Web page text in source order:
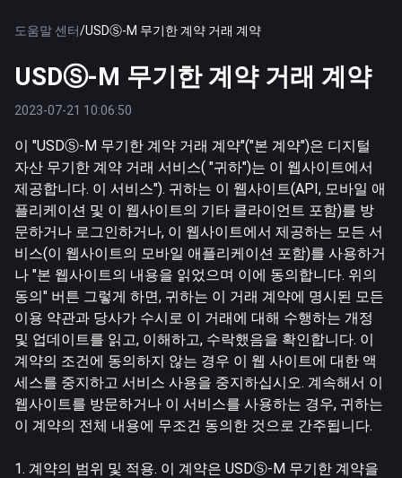
도움말 센터/USDⓈ-M 무기한 계약 거래 계약
USDⓈ-M 무기한 계약 거래 계약
2023-07-21 10:06:50
이 "USDⓈ-M 무기한 계약 거래 계약"("본 계약")은 디지털
자산 무기한 계약 거래 서비스( "귀하")는 이 웹사이트에서
제공합니다. 이 서비스"). 귀하는 이 웹사이트(API, 모바일 애
플리케이션 및 이 웹사이트의 기타 클라이언트 포함)를 방
문하거나 로그인하거나, 이 웹사이트에서 제공하는 모든 서
비스(이 웹사이트의 모바일 애플리케이션 포함)를 사용하거
나 "본 웹사이트의 내용을 읽었으며 이에 동의합니다. 위의
동의" 버튼 그렇게 하면, 귀하는 이 거래 계약에 명시된 모든
이용 약관과 당사가 수시로 이 거래에 대해 수행하는 개정
및 업데이트를 읽고, 이해하고, 수락했음을 확인합니다. 이
계약의 조건에 동의하지 않는 경우 이 웹 사이트에 대한 액
세스를 중지하고 서비스 사용을 중지하십시오. 계속해서 이
웹사이트를 방문하거나 이 서비스를 사용하는 경우, 귀하는
이 계약의 전체 내용에 무조건 동의한 것으로 간주됩니다.
1. 계약의 범위 및 적용. 이 계약은 USDⓈ-M 무기한 계약을